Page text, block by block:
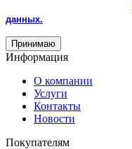
данных.
Принимаю
Информация
О компании
Услуги
Контакты
Новости
Покупателям